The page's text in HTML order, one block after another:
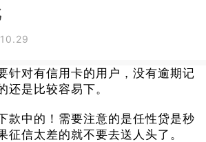
针对有信用卡的用户，没有逾期记
还是比较容易下。
款中的！需要注意的是任性贷是秒
征信太差的就不要去送人头了。